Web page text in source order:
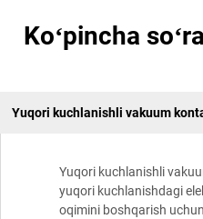
Koʻpincha
Yuqori kuchlanishli vakuum
Yuqori kuchlanishli
yuqori kuchlanishdagi
oqimini boshqarish